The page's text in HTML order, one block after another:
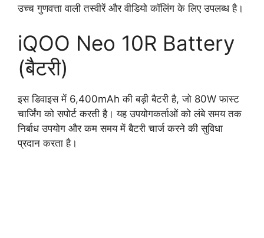
उच्च गुणवत्ता वाली तस्वीरें और वीडियो कॉलिंग के लिए उपलब्ध है।
iQOO Neo 10R Battery
(बैटरी)
इस डिवाइस में 6,400mAh की बड़ी बैटरी है, जो 80W फास्ट
चार्जिंग को सपोर्ट करती है। यह उपयोगकर्ताओं को लंबे समय तक
निर्बाध उपयोग और कम समय में बैटरी चार्ज करने की सुविधा
प्रदान करता है।